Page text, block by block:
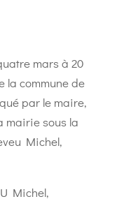
mars à 20
la commune de
par le maire,
mairie sous la
Michel,
Michel,